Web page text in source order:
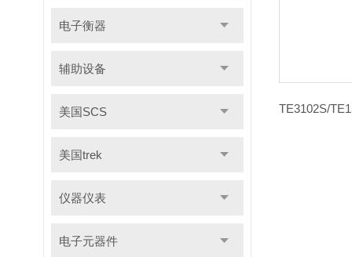
电子衡器
辅助设备
美国SCS
美国trek
仪器仪表
电子元器件